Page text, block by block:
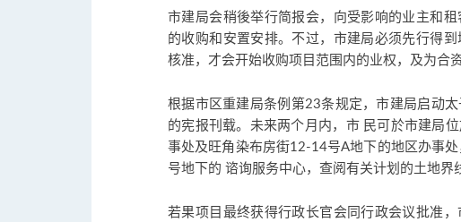
市建局会稍後举行简报会，向受影响的业主和
的收购和安置安排。不过，市建局必须先行得
核准，才会开始收购项目范围内的业权，及为合
根据市区重建局条例第23条规定，市建局启动
的宪报刊载。未来两个月内，市 民可於市建局
事处及旺角染布房街12-14号A地下的地区办事
号地下的 谘询服务中心，查阅有关计划的土地界
若果项目最终获得行政长官会同行政会议批准